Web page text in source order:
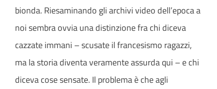
bionda. Riesaminando gli archivi video dell’epoca a
noi sembra ovvia una distinzione fra chi diceva
cazzate immani – scusate il francesismo ragazzi,
ma la storia diventa veramente assurda qui – e chi
diceva cose sensate. Il problema è che agli